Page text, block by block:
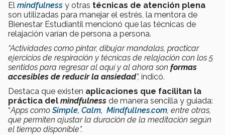
El mindfulness y otras técnicas de atención plena
son utilizadas para manejar el estrés, la mentora de
Bienestar Estudiantil mencionó que las técnicas de
relajación varían de persona a persona.
“Actividades como pintar, dibujar mandalas, practicar
ejercicios de respiración y técnicas de relajación con los 5
sentidos para regresar al aquí y al ahora son formas
accesibles de reducir la ansiedad”, indicó.
Destaca que existen aplicaciones que facilitan la
práctica del mindfulness de manera sencilla y guiada:
“Apps como Simple, Calm, Mindfullnes.com, entre otras,
que permiten ajustar la duración de la meditación según
el tiempo disponible”.